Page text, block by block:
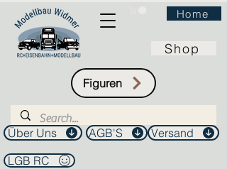
Home
Shop
Figuren
Über Uns AGB'S
Versand
LGB RC